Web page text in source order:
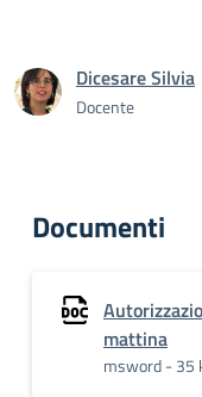
Dicesare Silvia
Docente
Documenti
mattina
msword - 35